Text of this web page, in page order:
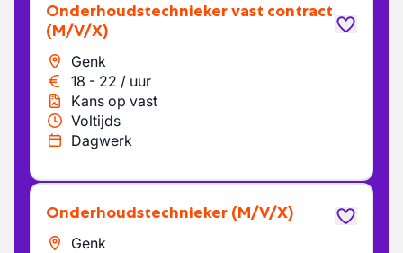
Onderhoudstechnieker vast contract
(M/V/X)
Genk
18 - 22 / uur
Kans op vast
Voltijds
Dagwerk
Onderhoudstechnieker (M/V/X)
Genk